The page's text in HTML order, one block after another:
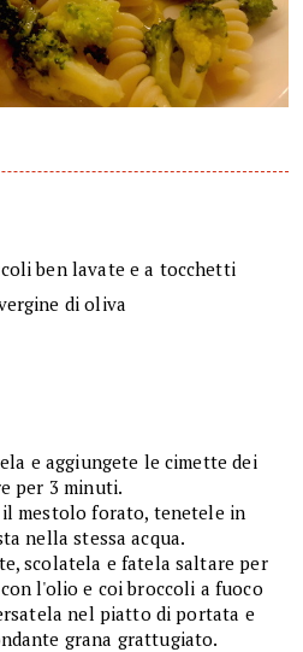
ben lavate e a tocchetti
di oliva
e aggiungete le cimette dei
per 3 minuti.
mestolo forato, tenetele in
nella stessa acqua.
scolatela e fatela saltare per
l'olio e coi broccoli a fuoco
nel piatto di portata e
grana grattugiato.